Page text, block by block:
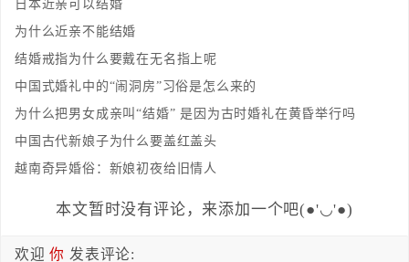
日本近亲可以结婚
为什么近亲不能结婚
结婚戒指为什么要戴在无名指上呢
中国式婚礼中的“闹洞房”习俗是怎么来的
为什么把男女成亲叫“结婚” 是因为古时婚礼在黄昏举行吗
中国古代新娘子为什么要盖红盖头
越南奇异婚俗：新娘初夜给旧情人
本文暂时没有评论，来添加一个吧(●'◡'●)
欢迎你 发表评论: